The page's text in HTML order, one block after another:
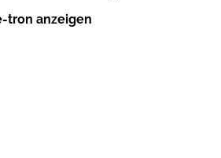
tron anzeigen